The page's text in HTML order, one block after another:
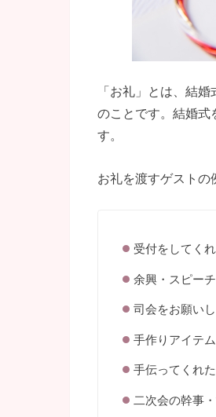
「お礼」とは、結
のことです。結婚式
す。
お礼を渡すゲストの
受付をしてく
余興・スピー
司会をお願い
手作りアイテ
手伝ってくれ
二次会の幹事